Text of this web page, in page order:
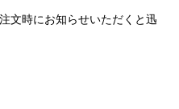
時にお知らせいただくと迅